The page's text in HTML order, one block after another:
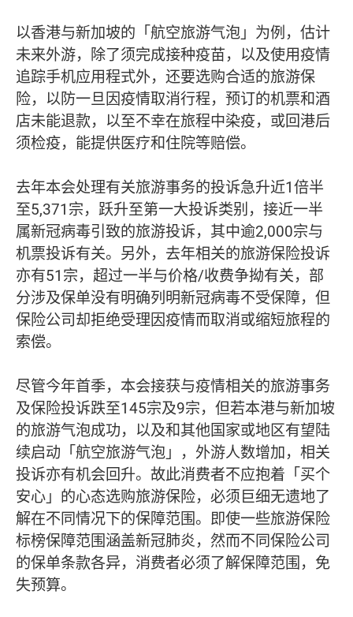
以香港与新加坡的「航空旅游气泡」为例，估计
未来外游，除了须完成接种疫苗，以及使用疫情
追踪手机应用程式外，还要选购合适的旅游保
险，以防一旦因疫情取消行程，预订的机票和酒
店未能退款，以至不幸在旅程中染疫，或回港后
须检疫，能提供医疗和住院等赔偿。
去年本会处理有关旅游事务的投诉急升近1倍半
至5,371宗，跃升至第一大投诉类别，接近一半
属新冠病毒引致的旅游投诉，其中逾2,000宗与
机票投诉有关。另外，去年相关的旅游保险投诉
亦有51宗，超过一半与价格/收费争拗有关，部
分涉及保单没有明确列明新冠病毒不受保障，但
保险公司却拒绝受理因疫情而取消或缩短旅程的
索偿。
尽管今年首季，本会接获与疫情相关的旅游事务
及保险投诉跌至145宗及9宗，但若本港与新加坡
的旅游气泡成功，以及和其他国家或地区有望陆
续启动「航空旅游气泡」，外游人数增加，相关
投诉亦有机会回升。故此消费者不应抱着「买个
安心」的心态选购旅游保险，必须巨细无遗地了
解在不同情况下的保障范围。即使一些旅游保险
标榜保障范围涵盖新冠肺炎，然而不同保险公司
的保单条款各异，消费者必须了解保障范围，免
失预算。